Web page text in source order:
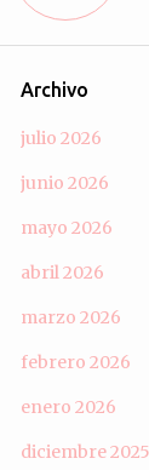
Archivo
julio 2026
junio 2026
mayo 2026
abril 2026
marzo 2026
febrero 2026
enero 2026
diciembre 2025